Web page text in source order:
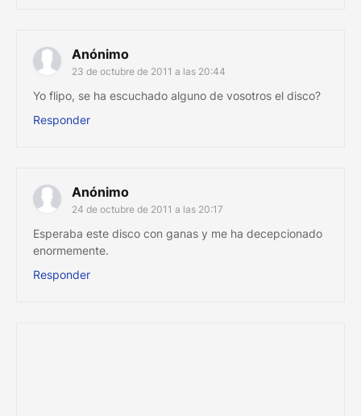
Anónimo
23 de octubre de 2011 a las 20:44
Yo flipo, se ha escuchado alguno de vosotros el disco?
Responder
Anónimo
24 de octubre de 2011 a las 20:17
Esperaba este disco con ganas y me ha decepcionado
enormemente.
Responder